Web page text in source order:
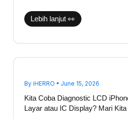
Lebih lanjut 👀
By iHERRO • June 15, 2026
Kita Coba Diagnostic LCD
Layar atau IC Display? Mari Kita
LCD
iPhone:
Kerusakan
Ada
di
Layar